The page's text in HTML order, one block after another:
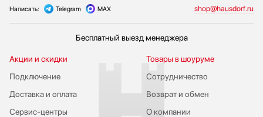
Написать: Telegram MAX shop@hausdorf.ru
Бесплатный выезд менеджера
Акции и скидки
Подключение
Сервис-центры
Доставка и оплата
Сотрудничество
Возврат и обмен
Товары в шоуруме
О компании